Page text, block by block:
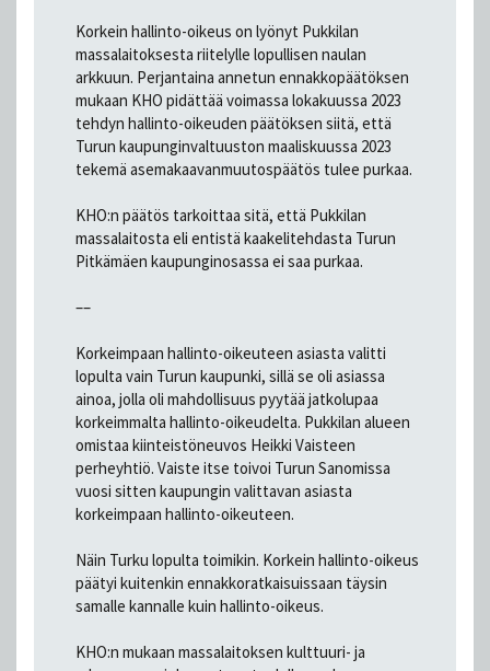
Korkein hallinto-oikeus on lyönyt Pukkilan
massalaitoksesta riitelylle lopullisen naulan
arkkuun. Perjantaina annetun ennakkopäätöksen
mukaan KHO pidättää voimassa lokakuussa 2023
tehdyn hallinto-oikeuden päätöksen siitä, että
Turun kaupunginvaltuuston maaliskuussa 2023
tekemä asemakaavanmuutospäätös tulee purkaa.
KHO:n päätös tarkoittaa sitä, että Pukkilan
massalaitosta eli entistä kaakelitehdasta Turun
Pitkämäen kaupunginosassa ei saa purkaa.
––
Korkeimpaan hallinto-oikeuteen asiasta valitti
lopulta vain Turun kaupunki, sillä se oli asiassa
ainoa, jolla oli mahdollisuus pyytää jatkolupaa
korkeimmalta hallinto-oikeudelta. Pukkilan alueen
omistaa kiinteistöneuvos Heikki Vaisteen
perheyhtiö. Vaiste itse toivoi Turun Sanomissa
vuosi sitten kaupungin valittavan asiasta
korkeimpaan hallinto-oikeuteen.
Näin Turku lopulta toimikin. Korkein hallinto-oikeus
päätyi kuitenkin ennakkoratkaisuissaan täysin
samalle kannalle kuin hallinto-oikeus.
KHO:n mukaan massalaitoksen kulttuuri- ja